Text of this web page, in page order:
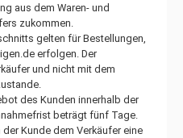
aus dem Waren- und
zukommen.
gelten für Bestellungen,
erfolgen. Der
und nicht mit dem
des Kunden innerhalb der
beträgt fünf Tage.
Kunde dem Verkäufer eine